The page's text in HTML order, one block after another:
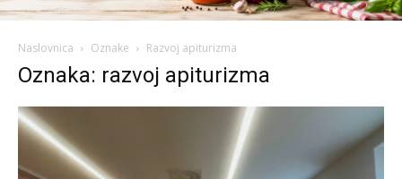
Naslovnica Oznake Razvoj apiturizma
Oznaka: razvoj apiturizma